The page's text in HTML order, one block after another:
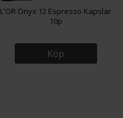
L'OR Onyx 12 Espresso Kapslar
10p
Köp